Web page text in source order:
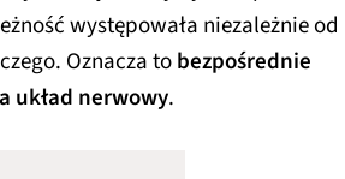
występowała niezależnie od
Oznacza tobezpośrednie
układ nerwowy.